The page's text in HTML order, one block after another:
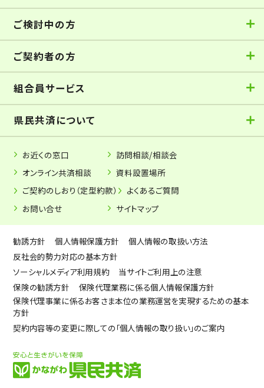
ご検討中の方
ご契約者の方
組合員サービス
県民共済について
お近くの窓口
訪問相談/相談会
オンライン共済相談
資料設置場所
ご契約のしおり（定型約款）
よくあるご質問
お問い合せ
サイトマップ
勧誘方針 個人情報保護方針
個人情報の取扱い方法
反社会的勢力対応の基本方針
ソーシャルメディア利用規約
当サイトご利用上の注意
保険の勧誘方針
保険代理業務に係る個人情報保護方針
保険代理事業に係るお客さま本位の業務運営を実現するための基本
方針
契約内容等の変更に際しての「個人情報の取り扱い」のご案内